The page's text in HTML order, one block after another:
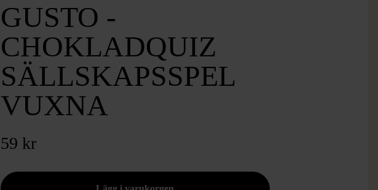
GUSTO -
CHOKLADQUIZ
SÄLLSKAPSSPEL
VUXNA
59 kr